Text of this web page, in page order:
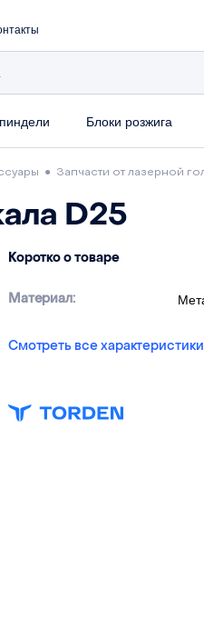
Блоки розжига
● Запчасти от лазерной
D25
Коротко о товаре
Материал:
Смотреть все характеристики